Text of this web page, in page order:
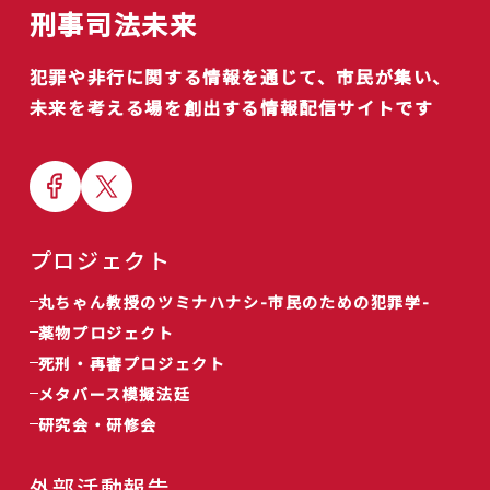
刑事司法未来
犯罪や非行に関する情報を通じて、市民が集い、
未来を考える場を創出する情報配信サイトです
プロジェクト
丸ちゃん教授のツミナハナシ-市民のための犯罪学-
薬物プロジェクト
死刑・再審プロジェクト
メタバース模擬法廷
研究会・研修会